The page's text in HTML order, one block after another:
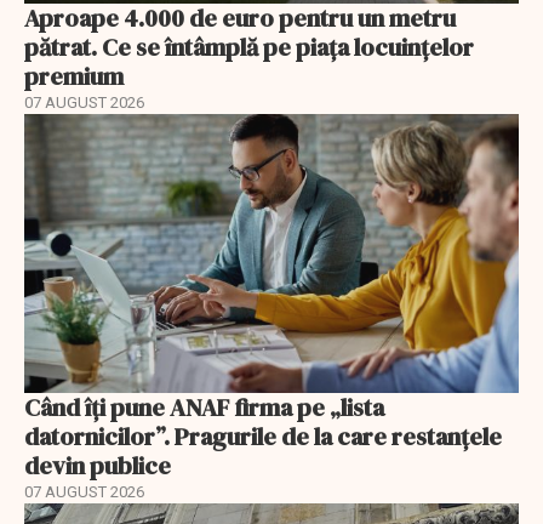
Aproape 4.000 de euro pentru un metru
pătrat. Ce se întâmplă pe piața locuințelor
premium
07 AUGUST 2026
Când îți pune ANAF firma pe „lista
datornicilor”. Pragurile de la care restanțele
devin publice
07 AUGUST 2026